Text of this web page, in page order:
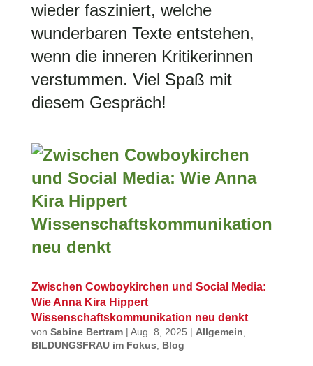
wieder fasziniert, welche
wunderbaren Texte entstehen,
wenn die inneren Kritikerinnen
verstummen. Viel Spaß mit
diesem Gespräch!
Zwischen Cowboykirchen und Social Media:
Wie Anna Kira Hippert
Wissenschaftskommunikation neu denkt
von Sabine Bertram| Aug. 8, 2025 | Allgemein
BILDUNGSFRAU im Fokus
Blog